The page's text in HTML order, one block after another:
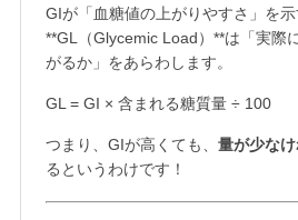
GIが「血糖値の上がりやすさ」を示
**GL（Glycemic Load）**は「実際
がるか」をあらわします。
GL = GI × 含まれる糖質量 ÷ 100
つまり、GIが高くても、量が少な
るというわけです！